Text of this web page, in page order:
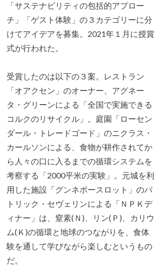
「サステナビリティの包括的アプロー
チ」「ゲスト体験」の３カテゴリーに分
けてアイデアを募集。2021年１月に授賞
式が行われた。
受賞したのは以下の３案。レストラン
「オアクセン」のオーナー、アグネー
タ・グリーンによる「全国で実施できる
コルクのリサイクル」。庭園「ローセン
ダール・トレードゴード」のニクラス・
カールソンによる、食物が耕作されてか
ら人々の口に入るまでの循環システムを
考察する「2000平米の実験」。元城を利
用した施設「グンネボースロット」のパ
トリック・セヴェリンによる「ＮＰＫデ
ィナー」は、窒素(Ｎ)、リン(Ｐ)、カリウ
ム(Ｋ)の循環と地球のつながりを、食体
験を通して学びながら楽しむというもの
だ。